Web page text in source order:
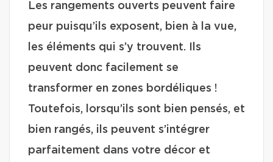
Les rangements ouverts peuvent faire
peur puisqu’ils exposent, bien à la vue,
les éléments qui s’y trouvent. Ils
peuvent donc facilement se
transformer en zones bordéliques !
Toutefois, lorsqu’ils sont bien pensés, et
bien rangés, ils peuvent s’intégrer
parfaitement dans votre décor et